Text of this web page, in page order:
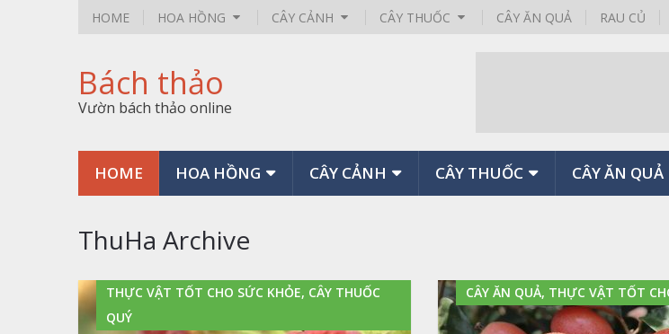
HOME HOA HỒNG CÂY CẢNH CÂY THUỐC CÂY ĂN QUẢ RAU CỦ
Bách thảo
Vườn bách thảo online
HOME HOA HỒNG CÂY CẢNH CÂY THUỐC CÂY ĂN QUẢ
ThuHa Archive
THỰC VẬT TỐT CHO SỨC KHỎE, CÂY THUỐC
QUÝ
CÂY ĂN QUẢ, THỰC VẬT TỐT